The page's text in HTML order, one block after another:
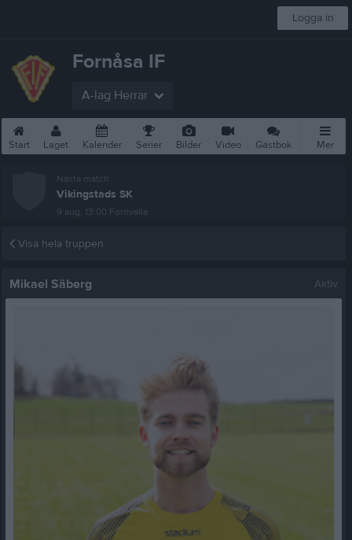
Logga in
Fornåsa IF
A-lag Herrar
Start Laget Kalender Serier Bilder Video Gästbok Mer
Nästa match
Vikingstads SK
9 aug, 13:00 Fornvalla
Visa hela truppen
Mikael Säberg Aktiv